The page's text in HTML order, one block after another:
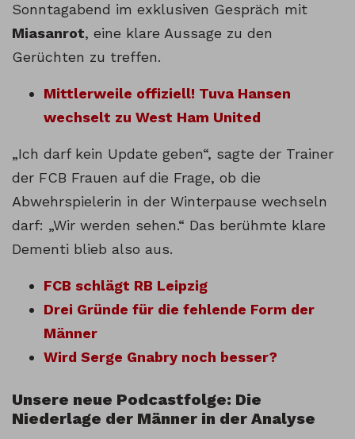
Sonntagabend im exklusiven Gespräch mit
Miasanrot, eine klare Aussage zu den
Gerüchten zu treffen.
Mittlerweile offiziell! Tuva Hansen
wechselt zu West Ham United
„Ich darf kein Update geben“, sagte der Trainer
der FCB Frauen auf die Frage, ob die
Abwehrspielerin in der Winterpause wechseln
darf: „Wir werden sehen.“ Das berühmte klare
Dementi blieb also aus.
FCB schlägt RB Leipzig
Drei Gründe für die fehlende Form der
Männer
Wird Serge Gnabry noch besser?
Unsere neue Podcastfolge: Die
Niederlage der Männer in der Analyse